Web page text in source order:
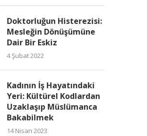
Doktorluğun Histerezisi:
Mesleğin Dönüşümüne
Dair Bir Eskiz
4 Şubat 2022
Kadının İş Hayatındaki
Yeri: Kültürel Kodlardan
Uzaklaşıp Müslümanca
Bakabilmek
14 Nisan 2023